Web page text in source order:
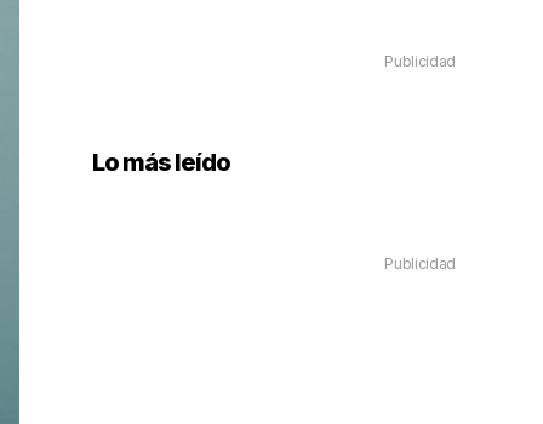
Publicidad
Lo más leído
Publicidad